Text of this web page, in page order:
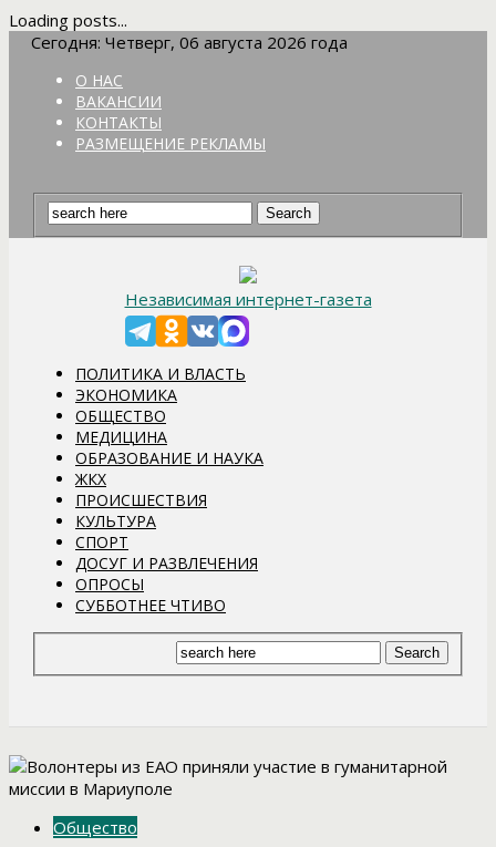
Loading posts...
Сегодня: Четверг, 06 августа 2026 года
О НАС
ВАКАНСИИ
КОНТАКТЫ
РАЗМЕЩЕНИЕ РЕКЛАМЫ
Независимая интернет-газета
ПОЛИТИКА И ВЛАСТЬ
ЭКОНОМИКА
ОБЩЕСТВО
МЕДИЦИНА
ОБРАЗОВАНИЕ И НАУКА
ЖКХ
ПРОИСШЕСТВИЯ
КУЛЬТУРА
СПОРТ
ДОСУГ И РАЗВЛЕЧЕНИЯ
ОПРОСЫ
СУББОТНЕЕ ЧТИВО
Общество